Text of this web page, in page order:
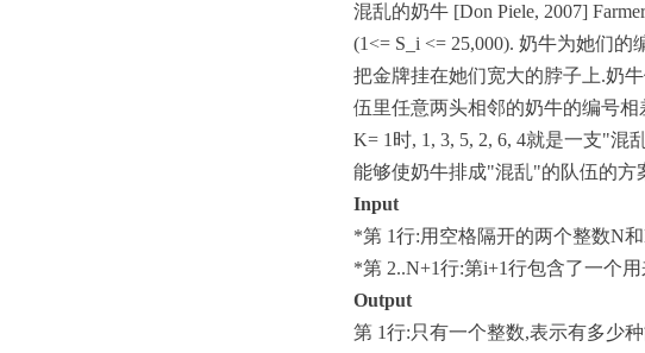
混乱的奶牛 [Don Piele, 2007]
(1<= S_i <= 25,000). 奶牛为她们的
把金牌挂在她们宽大的脖子上.奶
伍里任意两头相邻的奶牛的编号相
K= 1 时, 1, 3, 5, 2, 6, 4就是一支"混
能够使奶牛排成"混乱"的队伍的方
Input
*第 1行:用空格隔开的两个整数N和
*第 2..N+1行:第i+1行包含了一个
Output
第 1行: 只有一个整数,表示有多少